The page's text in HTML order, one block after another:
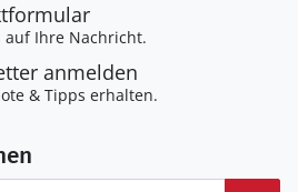
Ihre Nachricht.
anmelden
& Tipps erhalten.